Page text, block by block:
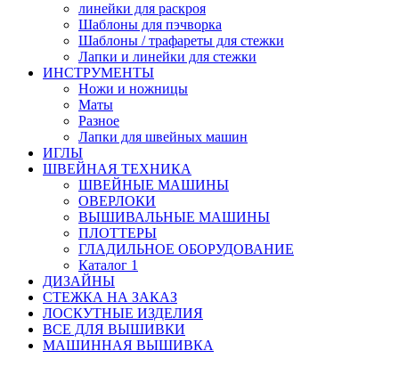
линейки для раскроя
Шаблоны для пэчворка
Шаблоны / трафареты для стежки
Лапки и линейки для стежки
ИНСТРУМЕНТЫ
Ножи и ножницы
Маты
Разное
Лапки для швейных машин
ИГЛЫ
ШВЕЙНАЯ ТЕХНИКА
ШВЕЙНЫЕ МАШИНЫ
ОВЕРЛОКИ
ВЫШИВАЛЬНЫЕ МАШИНЫ
ПЛОТТЕРЫ
ГЛАДИЛЬНОЕ ОБОРУДОВАНИЕ
Каталог 1
ДИЗАЙНЫ
СТЕЖКА НА ЗАКАЗ
ЛОСКУТНЫЕ ИЗДЕЛИЯ
ВСЕ ДЛЯ ВЫШИВКИ
МАШИННАЯ ВЫШИВКА